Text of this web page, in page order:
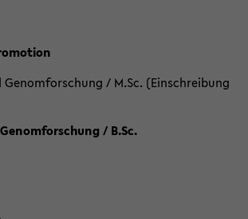
/ M.Sc. (Einschreibung
/ B.Sc.